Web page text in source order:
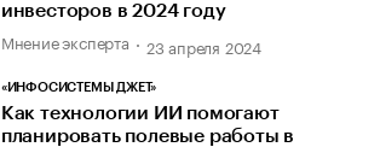
инвесторов в 2024 году
Мнение эксперта 23 апреля 2024
«ИНФОСИСТЕМЫ ДЖЕТ»
Как технологии ИИ помогают
планировать полевые работы в